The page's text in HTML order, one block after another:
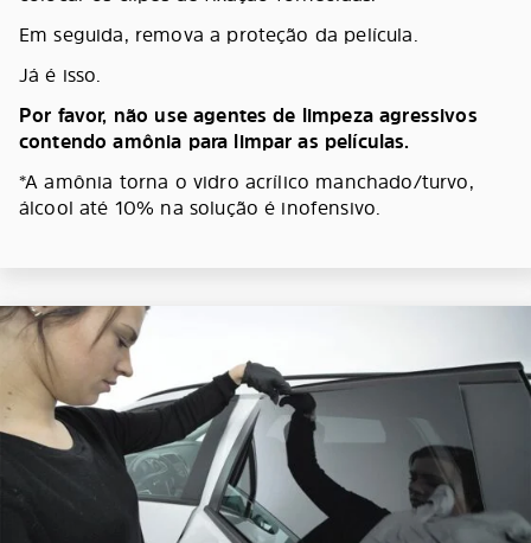
Em seguida, remova a proteção da película.
Já é isso.
Por favor, não use agentes de limpeza agressivos
contendo amônia para limpar as películas.
*A amônia torna o vidro acrílico manchado/turvo,
álcool até 10% na solução é inofensivo.